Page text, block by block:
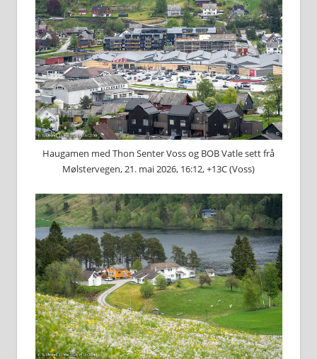
Haugamen med Thon Senter Voss og BOB Vatle sett frå
Mølstervegen, 21. mai 2026, 16:12, +13C (Voss)